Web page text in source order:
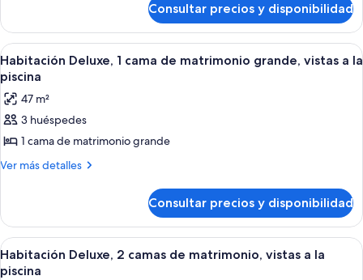
camas
de
matrimonio
Deluxe,
camas
de
matrimonio
Consultar precios y disponibilidad
Abrir
todas
las
fotos
de
Habitación
Deluxe,
de
matrimonio
grande,
vistas
Una habitación de hotel moderna
4
Habitación Deluxe, 1 cama de matrimonio grande, vistas a la
piscina
47 m²
3 huéspedes
1 cama de matrimonio grande
Ver más detalles
Más
Deluxe,
cama
de
Consultar precios y disponibilidad
Abrir
todas
Una habitación de hotel con una
3
Habitación Deluxe, 2 camas de matrimonio, vistas a la
piscina